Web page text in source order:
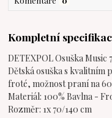
Kompletní
DETEXPOL Osuška Music
Dětská osuška s kvalitním
froté, možnost praní na
Materiál: 100% Bavlna -
Rozměr: 1x 70/140 cm